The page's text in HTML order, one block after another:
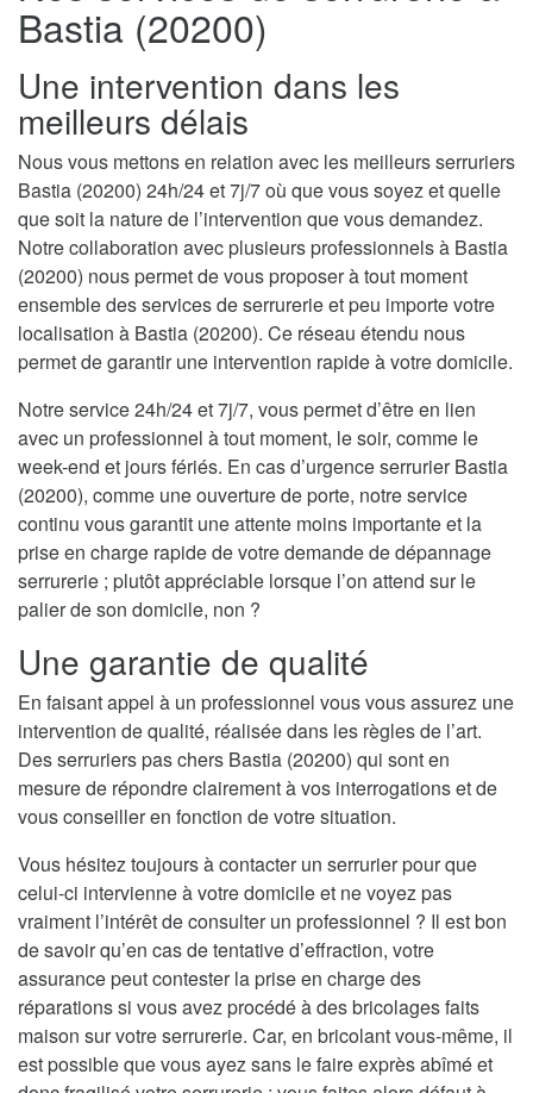
Bastia (20200)
Une intervention dans les
meilleurs délais
Nous vous mettons en relation avec les meilleurs serruriers
Bastia (20200) 24h/24 et 7j/7 où que vous soyez et quelle
que soit la nature de l’intervention que vous demandez.
Notre collaboration avec plusieurs professionnels à Bastia
(20200) nous permet de vous proposer à tout moment
ensemble des services de serrurerie et peu importe votre
localisation à Bastia (20200). Ce réseau étendu nous
permet de garantir une intervention rapide à votre domicile.
Notre service 24h/24 et 7j/7, vous permet d’être en lien
avec un professionnel à tout moment, le soir, comme le
week-end et jours fériés. En cas d’urgence serrurier Bastia
(20200), comme une ouverture de porte, notre service
continu vous garantit une attente moins importante et la
prise en charge rapide de votre demande de dépannage
serrurerie ; plutôt appréciable lorsque l’on attend sur le
palier de son domicile, non ?
Une garantie de qualité
En faisant appel à un professionnel vous vous assurez une
intervention de qualité, réalisée dans les règles de l’art.
Des serruriers pas chers Bastia (20200) qui sont en
mesure de répondre clairement à vos interrogations et de
vous conseiller en fonction de votre situation.
Vous hésitez toujours à contacter un serrurier pour que
celui-ci intervienne à votre domicile et ne voyez pas
vraiment l’intérêt de consulter un professionnel ? Il est bon
de savoir qu’en cas de tentative d’effraction, votre
assurance peut contester la prise en charge des
réparations si vous avez procédé à des bricolages faits
maison sur votre serrurerie. Car, en bricolant vous-même, il
est possible que vous ayez sans le faire exprès abîmé et